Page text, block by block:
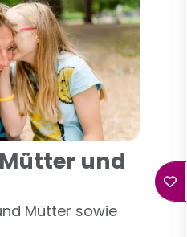
und
Mütter sowie